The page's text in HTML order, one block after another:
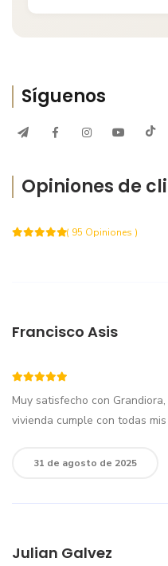
Síguenos
Opiniones de
( 95 Opiniones )
Francisco Asis
Muy satisfecho con
vivienda cumple con todas
31 de agosto de 2025
Julian Galvez